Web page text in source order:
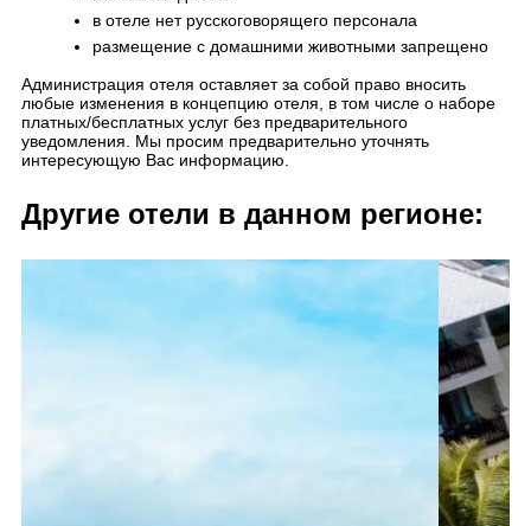
в отеле нет русскоговорящего персонала
размещение с домашними животными запрещено
Администрация отеля оставляет за собой право вносить
любые изменения в концепцию отеля, в том числе о наборе
платных/бесплатных услуг без предварительного
уведомления. Мы просим предварительно уточнять
интересующую Вас информацию.
Другие отели в данном регионе: